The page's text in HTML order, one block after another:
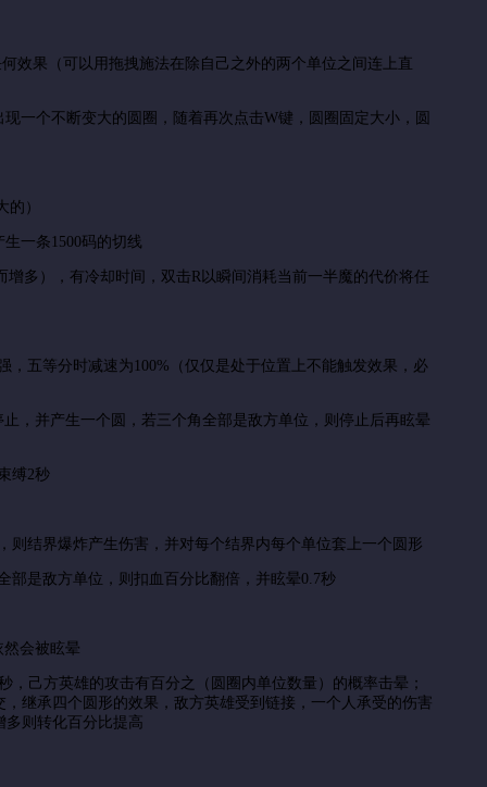
效果（可以用拖拽施法在除自己之外的两个单位之间连上直
一个不断变大的圆圈，随着再次点击W键，圆圈固定大小，圆
）
一条1500码的切线
多），有冷却时间，双击R以瞬间消耗当前一半魔的代价将任
等分时减速为100%（仅仅是处于位置上不能触发效果，必
并产生一个圆，若三个角全部是敌方单位，则停止后再眩晕
缚2秒
结界爆炸产生伤害，并对每个结界内每个单位套上一个圆形
是敌方单位，则扣血百分比翻倍，并眩晕0.7秒
会被眩晕
方英雄的攻击有百分之（圆圈内单位数量）的概率击晕；
继承四个圆形的效果，敌方英雄受到链接，一个人承受的伤害
多则转化百分比提高